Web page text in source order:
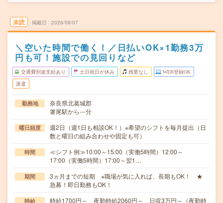
未読 掲載日 2026/08/07
＼空いた時間で働く！／日払いOK×1勤務3万
円も可！施設での見回りなど
交通費別途支給あり 土日祝日が休み 残業なし WEB登録OK
派遣
勤務地
奈良県北葛城郡
箸尾駅から---分
曜日頻度
週2日（週1日も相談OK！）※希望のシフトを毎月提出（日
数と曜日の組み合わせや固定も可）
時間
≪シフト例≫10:00～15:00（実働5時間）12:00～
17:00（実働5時間）17:00～翌1…
期間
3ヵ月までの短期 ※職場が気に入れば、長期もOK！ ★
急募！即日勤務もOK！
時給
時給1700円～ 夜勤時給2060円～ 日収3万円～（夜勤時